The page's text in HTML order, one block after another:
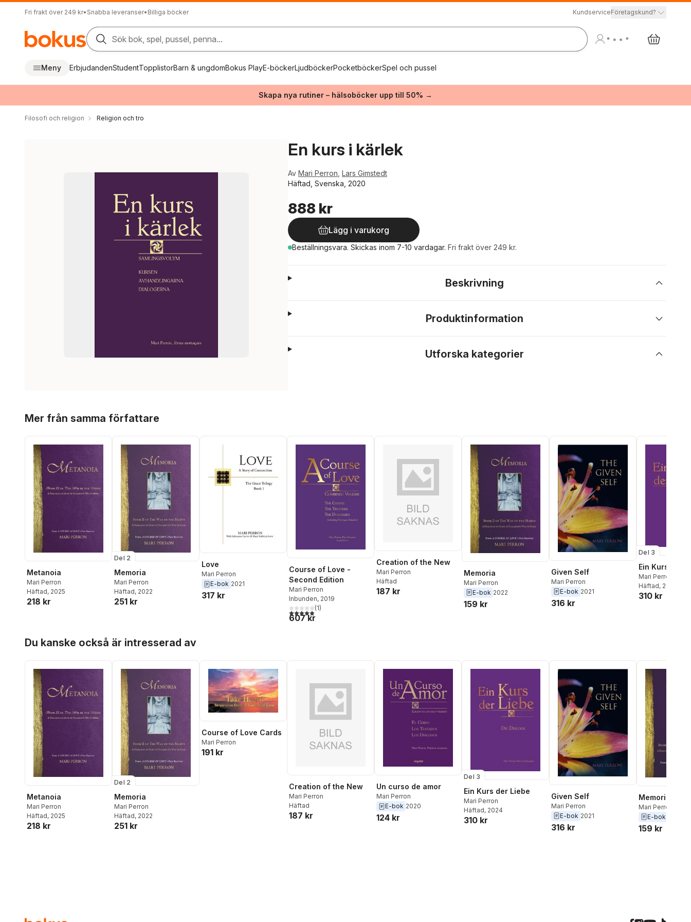
Fri frakt över 249 kr• Snabba leveranser• Billiga böcker KundserviceFöretagskund?
Sök bok, spel, pussel, penna...
Meny ErbjudandenStudentTopplistorBarn & ungdomBokus PlayE-böckerLjudböckerPocketböckerSpel och pussel
Skapa nya rutiner – hälsoböcker upp till 50% →
Filosofi och religion Religion och tro
En kurs i kärlek
Av Mari Perron Lars Gimstedt
Häftad, Svenska, 2020
888 kr
Lägg i varukorg
Beställningsvara. Skickas inom 7-10 vardagar. Fri frakt över 249 kr.
Beskrivning
Produktinformation
Utforska kategorier
Mer från samma författare
Metanoia
Mari Perron
Häftad, 2025
218 kr
Del 2
Memoria
Mari Perron
Häftad, 2022
251 kr
Love
Mari Perron
E-bok 2021
317 kr
Course of Love -
Second Edition
Mari Perron
Inbunden, 2019
5,0utav 5 stjärnor. Totalt antal röster:
(1)
607 kr
Creation of the New
Mari Perron
Häftad
187 kr
Memoria
Mari Perron
E-bok 2022
159 kr
Given Self
Mari Perron
E-bok 2021
316 kr
Del 3
Ein Kurs der
Mari Perron
Häftad, 2024
310 kr
Du kanske också är intresserad av
Metanoia
Mari Perron
Häftad, 2025
218 kr
Del 2
Memoria
Mari Perron
Häftad, 2022
251 kr
Course of Love Cards
Mari Perron
191 kr
Creation of the New
Mari Perron
Häftad
187 kr
Un curso de amor
Mari Perron
E-bok 2020
124 kr
Del 3
Ein Kurs der Liebe
Mari Perron
Häftad, 2024
310 kr
Given Self
Mari Perron
E-bok 2021
316 kr
Memoria
Mari Perron
E-bok
159 kr